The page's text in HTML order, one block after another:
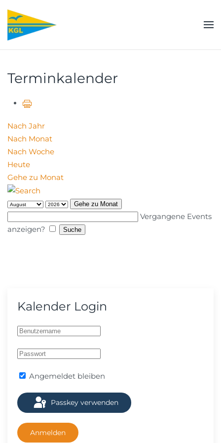
Zum Hauptinhalt springen
Terminkalender
Nach Jahr
Nach Monat
Nach Woche
Heute
Gehe zu Monat
Gehe zu Monat
Vergangene Events
anzeigen?
Kalender Login
Angemeldet bleiben
Passkey verwenden
Anmelden